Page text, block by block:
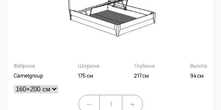
Фабрика
Camelgroup
Ширина
175 см
Глубина
217 см
Высота
94 см